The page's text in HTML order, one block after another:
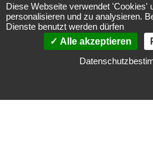
Zahlungsarten
Diese Webseite verwendet 'Cookies'
personalisieren und zu analysieren.
Dienste benutzt werden dürfen
Alle akzeptieren